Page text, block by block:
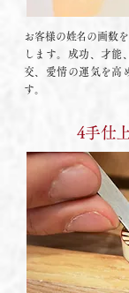
お客様の姓名の画数
します。成功、才能
交、愛情の運気を高
す。
4手仕